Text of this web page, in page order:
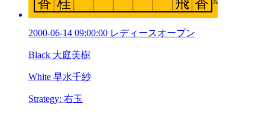
2000-06-14 09:00:00 レディースオープン
Black 大庭美樹
White 早水千紗
Strategy: 右玉